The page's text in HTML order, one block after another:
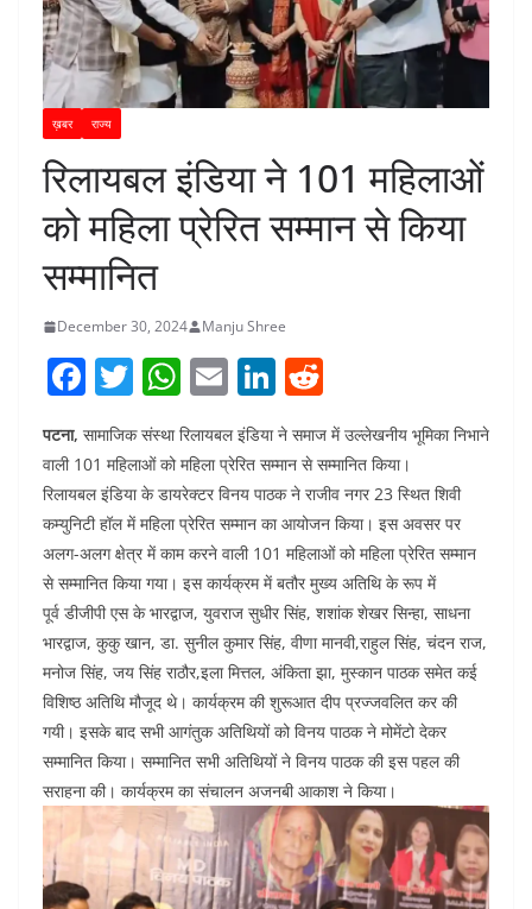
ख़बर राज्य
रिलायबल इंडिया ने 101 महिलाओं
को महिला प्रेरित सम्मान से किया
सम्मानित
December 30, 2024 Manju Shree
F
c
e
b
o
o
k
T
w
itt
er
W
h
at
s
A
p
p
E
m
ai
l
Li
n
k
e
dI
n
e
d
di
t
पटना, सामाजिक संस्था रिलायबल इंडिया ने समाज में उल्लेखनीय भूमिका निभाने
वाली 101 महिलाओं को महिला प्रेरित सम्मान से सम्मानित किया।
रिलायबल इंडिया के डायरेक्टर विनय पाठक ने राजीव नगर 23 स्थित शिवी
कम्युनिटी हॉल में महिला प्रेरित सम्मान का आयोजन किया। इस अवसर पर
अलग-अलग क्षेत्र में काम करने वाली 101 महिलाओं को महिला प्रेरित सम्मान
से सम्मानित किया गया। इस कार्यक्रम में बतौर मुख्य अतिथि के रूप में
पूर्व डीजीपी एस के भारद्वाज, युवराज सुधीर सिंह, शशांक शेखर सिन्हा, साधना
भारद्वाज, कुकु खान, डा. सुनील कुमार सिंह, वीणा मानवी,राहुल सिंह, चंदन राज,
मनोज सिंह, जय सिंह राठौर,इला मित्तल, अंकिता झा, मुस्कान पाठक समेत कई
विशिष्ठ अतिथि मौजूद थे। कार्यक्रम की शुरूआत दीप प्रज्जवलित कर की
गयी। इसके बाद सभी आगंतुक अतिथियों को विनय पाठक ने मोमेंटो देकर
सम्मानित किया। सम्मानित सभी अतिथियों ने विनय पाठक की इस पहल की
सराहना की। कार्यक्रम का संचालन अजनबी आकाश ने किया।